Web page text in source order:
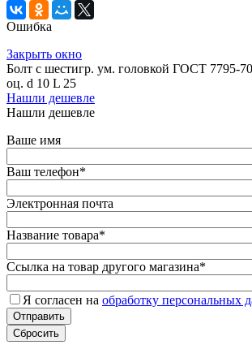
Ошибка
Закрыть окно
Болт с шестигр. ум. головкой ГОСТ 7795-
оц. d 10 L 25
Нашли дешевле
Нашли дешевле
Ваше имя
Ваш телефон*
Электронная почта
Название товара*
Ссылка на товар другого магазина*
Я согласен на обработку персональных